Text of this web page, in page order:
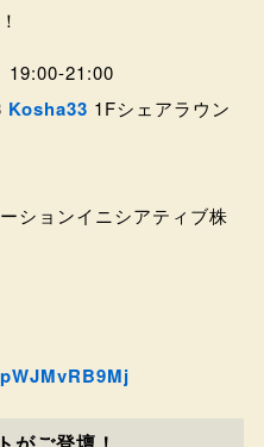
19:00-21:00
Kosha33 1Fシェアラウン
ションイニシアティブ株